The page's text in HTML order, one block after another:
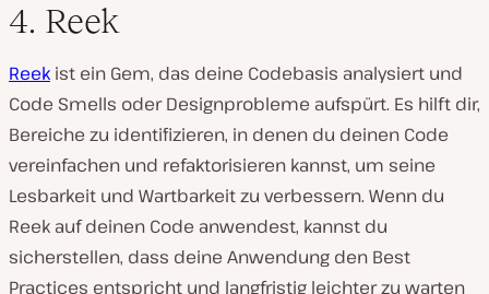
4. Reek
Reek ist ein Gem, das deine Codebasis analysiert und
Code Smells oder Designprobleme aufspürt. Es hilft dir,
Bereiche zu identifizieren, in denen du deinen Code
vereinfachen und refaktorisieren kannst, um seine
Lesbarkeit und Wartbarkeit zu verbessern. Wenn du
Reek auf deinen Code anwendest, kannst du
sicherstellen, dass deine Anwendung den Best
Practices entspricht und langfristig leichter zu warten